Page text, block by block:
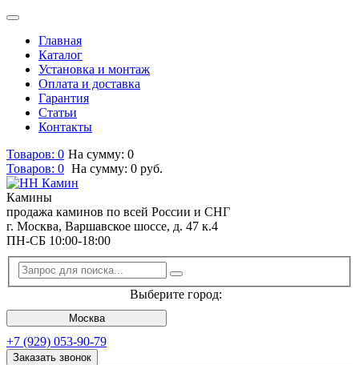
Главная
Каталог
Установка и монтаж
Оплата и доставка
Гарантия
Статьи
Контакты
Товаров: 0 На сумму: 0
Товаров: 0 На сумму: 0 руб.
Камины
продажа каминов по всей России и СНГ
г. Москва, Варшавское шоссе, д. 47 к.4
ПН-СБ 10:00-18:00
Выберите город:
Москва
+7 (929) 053-90-79
Заказать звонок